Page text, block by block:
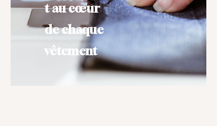
t au cœur
de chaque
vêtement